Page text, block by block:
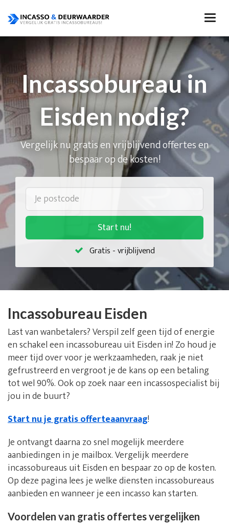
Incassobureau in
Eisden nodig?
Vergelijk nu gratis en vrijblijvend offertes en
bespaar op de kosten!
Start nu!
Gratis - vrijblijvend
Incassobureau Eisden
Last van wanbetalers? Verspil zelf geen tijd of energie
en schakel een incassobureau uit Eisden in! Zo houd je
meer tijd over voor je werkzaamheden, raak je niet
gefrustreerd en vergroot je de kans op een betaling
tot wel 90%. Ook op zoek naar een incassospecialist bij
jou in de buurt?
Start nu je gratis offerteaanvraag!
Je ontvangt daarna zo snel mogelijk meerdere
aanbiedingen in je mailbox. Vergelijk meerdere
incassobureaus uit Eisden en bespaar zo op de kosten.
Op deze pagina lees je welke diensten incassobureaus
aanbieden en wanneer je een incasso kan starten.
Voordelen van gratis offertes vergelijken